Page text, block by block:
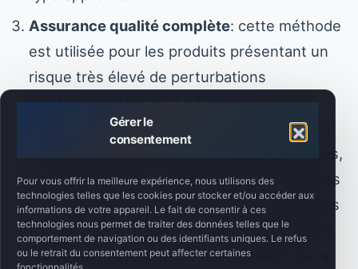
Gérer le
consentement
Pour vous offrir la meilleure expérience, nous utilisons des
technologies telles que les cookies pour stocker et/ou accéder aux
informations de votre appareil. Le fait de consentir à ces
technologies nous permet de traiter des données telles que le
comportement de navigation ou des identifiants uniques. Le refus
ou le retrait du consentement peut affecter certaines
Assurance qualité complète: cette méthode
est utilisée pour les produits présentant un
risque très élevé de perturbations
électromagnétiques. Le fabricant met en
œuvre un système de management de la
qualité conforme aux normes internationales,
tel queISO 9001, couvrant toutes les étapes
de la production, de la conception aux essais
finaux. L’organisme notifié réalise des audits
réguliers du système de management de la